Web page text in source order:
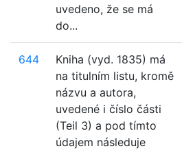
uvedeno, že se má
do...
644
Kniha (vyd. 1835) má
na titulním listu, kromě
názvu a autora,
uvedené i číslo části
(Teil 3) a pod tímto
údajem následuje